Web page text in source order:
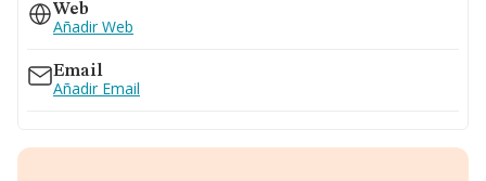
Web
Añadir Web
Email
Añadir Email